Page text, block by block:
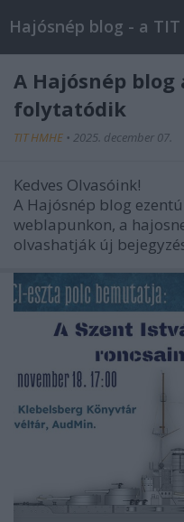
Hajósnép blog - a
A Hajósnép
folytatódik
TIT HMHE • 2025. december 07.
Kedves Olvasóink!
A Hajósnép blog
weblapunkon, a
olvashatják új